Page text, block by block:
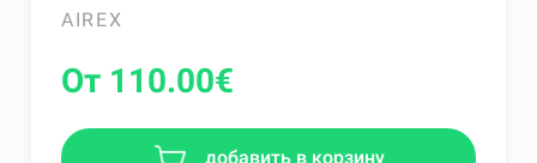
AIREX
От 110.00€
добавить в корзину